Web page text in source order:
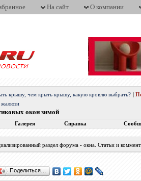
На сайт О компании
крышу, чем крыть крышу, какую кровлю выбрать?
жалюзи
окон зимой
Галерея Справка
раздел форума - окна. Статьи и
Поделиться…